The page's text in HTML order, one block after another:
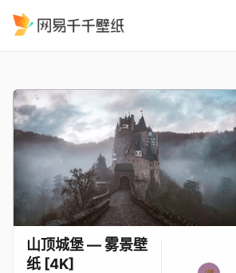
山顶城堡 — 雾景壁
纸 [4K]